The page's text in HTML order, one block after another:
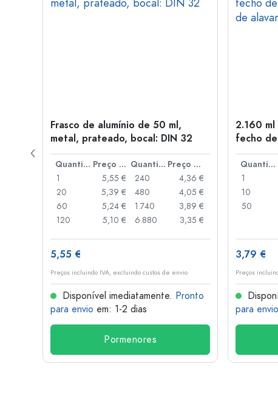
Frasco de alumínio de 50 ml,
metal, prateado, bocal: DIN 32
Quantidade Preço por peça Quantidade
Preço por peça
1
5,55 €
20
5,39 €
60
5,24 €
120
5,10 €
240
4,36 €
480
4,05 €
1.740
3,89 €
6.880
3,35 €
5,55 €
Preços incluindo IVA, excluindo custos de envio
Disponível imediatamente. Pronto
para envio em: 1-2 dias
Pormenores
2.160
fecho
de
Quantidade
1
10
50
3,79 €
Preços
para envio